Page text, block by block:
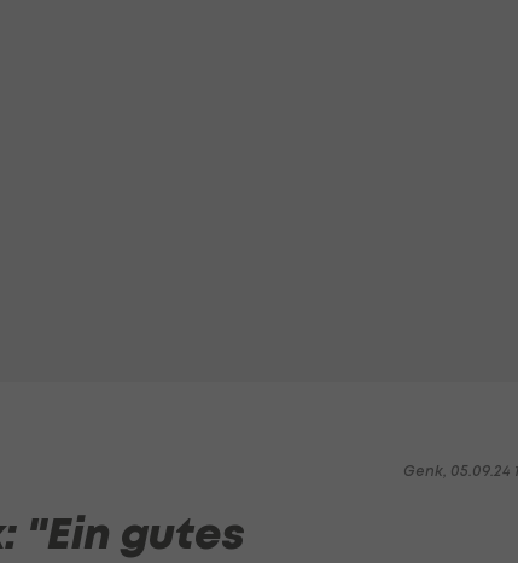
Genk, 05.09.24
"Ein gutes